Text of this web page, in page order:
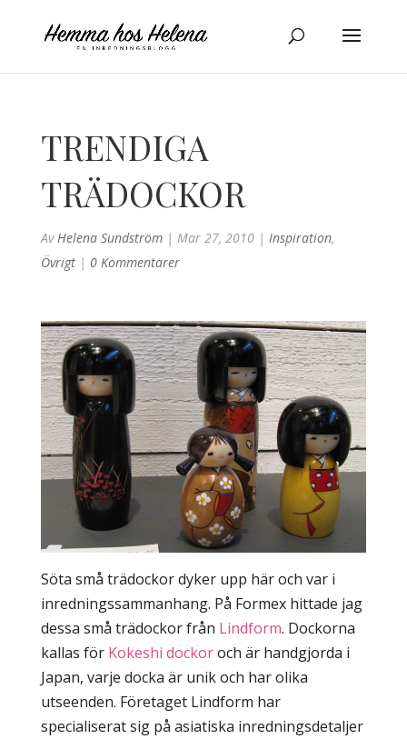
TRENDIGA
TRÄDOCKOR
AvHelena Sundström| Mar 27, 2010| Inspiration,
Övrigt| 0 Kommentarer
Söta små trädockor dyker upp här och var i
inredningssammanhang. På Formex hittade jag
dessa små trädockor från Lindform. Dockorna
kallas för Kokeshi dockoroch är handgjorda i
Japan, varje docka är unik och har olika
utseenden. Företaget Lindform har
specialiserat sig på asiatiska inredningsdetaljer